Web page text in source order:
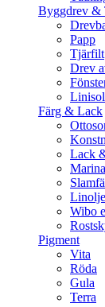
Byggdrev &
Papp
Tjärfilt
Drev
Färg & Lack
Lack
Wibo
Pigment
Vita
Röda
Gula
Terra